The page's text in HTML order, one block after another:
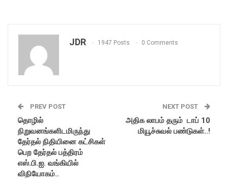
JDR 1947 Posts 0 Comments
PREV POST
தொழில்
நிறுவனங்களிடமிருந்து
தேர்தல் நிதியினை கட்சிகள்
பெற தேர்தல் பத்திரம்
எஸ்.பி.ஐ. வங்கியில்
விநியோகம்..
NEXT POST
அதிக லாபம் தரும் டாப் 10
மியூச்சுவல் பண்டுகள்..!